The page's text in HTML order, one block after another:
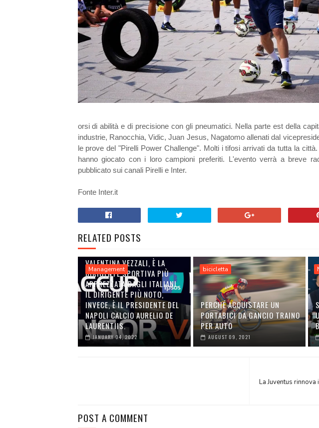
orsi di abilità e di precisione con gli pneumatici. Nella parte est della
industrie, Ranocchia, Vidic, Juan Jesus, Nagatomo allenati dal
le prove del "Pirelli Power Challenge". Molti i tifosi arrivati da tutta la
hanno giocato con i loro campioni preferiti. L'evento verrà a breve
pubblicato sui canali Pirelli e Inter.
Fonte Inter.it
RELATED POSTS
Management
VALENTINA VEZZALI, È LA
DIRIGENTE SPORTIVA PIÙ
APPREZZATA DAGLI ITALIANI.
IL DIRIGENTE PIÙ NOTO,
INVECE, È IL PRESIDENTE DEL
NAPOLI CALCIO AURELIO DE
LAURENTIIS.
JANUARY 04, 2022
bicicletta
PERCHÉ ACQUISTARE UN
PORTABICI DA GANCIO TRAINO
PER AUTO
AUGUST 09, 2021
La Juventus
POST A COMMENT